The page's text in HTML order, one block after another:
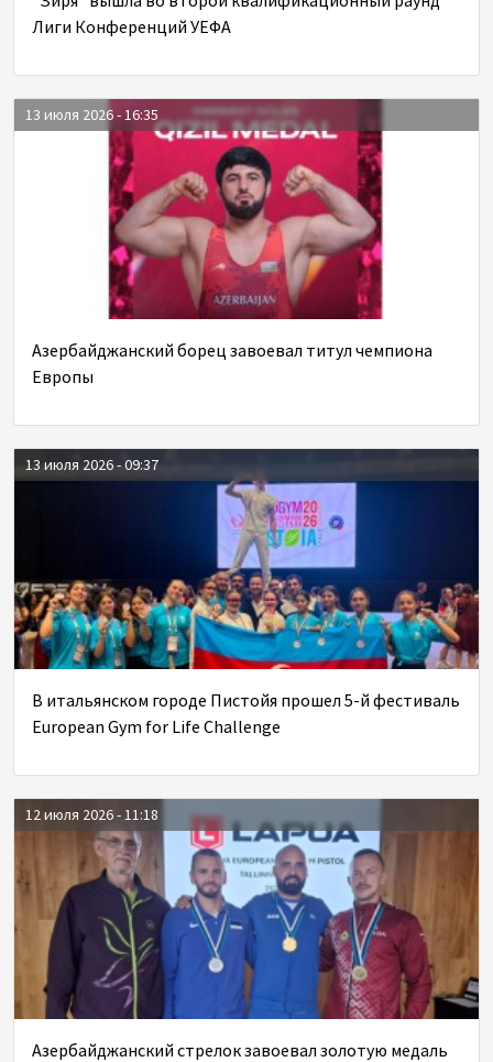
Лиги Конференций УЕФА
13 июля 2026 - 16:35
Азербайджанский борец завоевал титул чемпиона
Европы
13 июля 2026 - 09:37
В итальянском городе Пистойя прошел 5-й фестиваль
European Gym for Life Challenge
12 июля 2026 - 11:18
Азербайджанский стрелок завоевал золотую медаль